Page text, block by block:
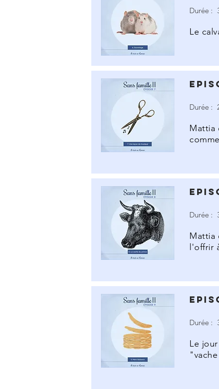
Durée :
Le
Durée :
Mattia
Durée :
Mattia
l'offrir
Durée :
Le